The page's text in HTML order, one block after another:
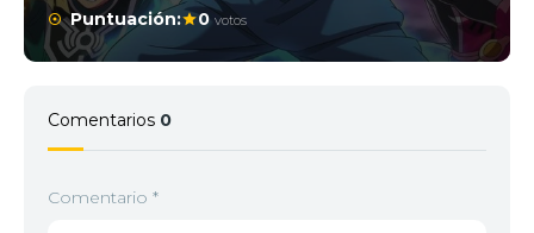
Puntuación:
0 votos
Comentarios 0
Comentario *